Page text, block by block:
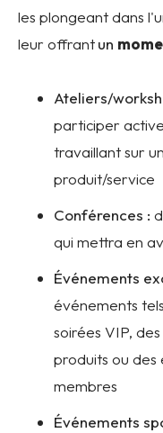
les plongeant dans
leur offrantun
Ateliers/
participer
travaillant sur
produit/service
Conférences :
qui mettra en
Événements
événements
soirées VIP,
produits ou des
membres
Événements